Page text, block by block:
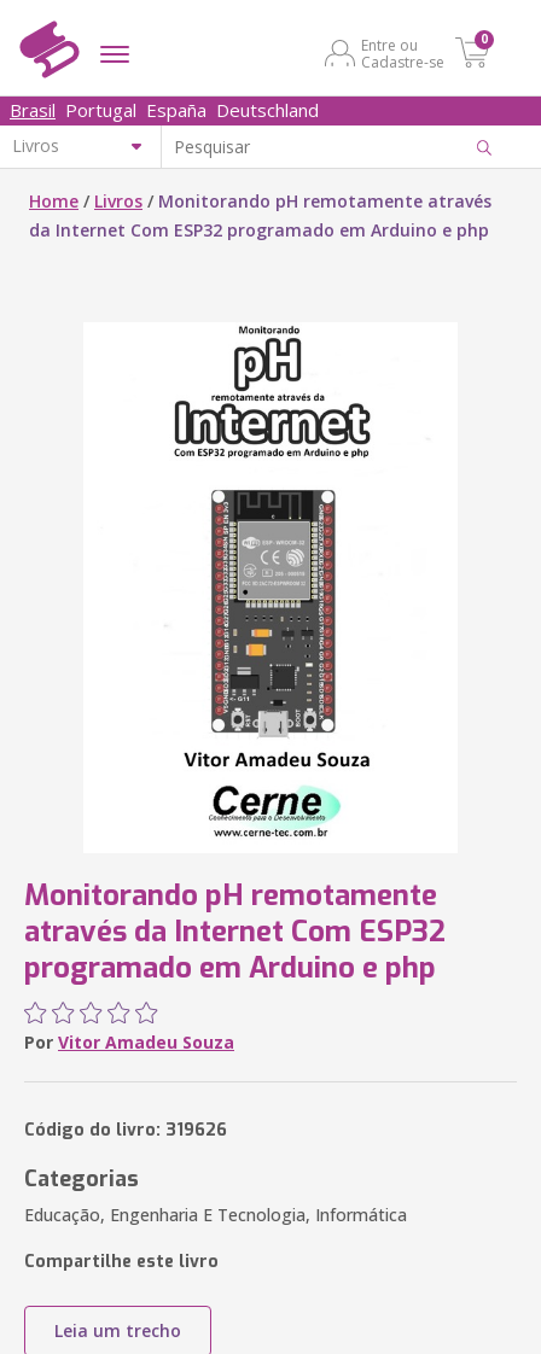
Entre ou
Cadastre-se
0
Brasil Portugal España Deutschland
Home / Livros / Monitorando pH remotamente através
da Internet Com ESP32 programado em Arduino e php
Monitorando pH remotamente
através da Internet Com ESP32
programado em Arduino e php
Por Vitor Amadeu Souza
Código do livro: 319626
Categorias
Educação, Engenharia E Tecnologia, Informática
Compartilhe este livro
Leia um trecho